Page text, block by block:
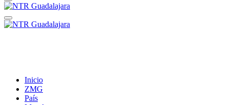
Inicio
ZMG
País